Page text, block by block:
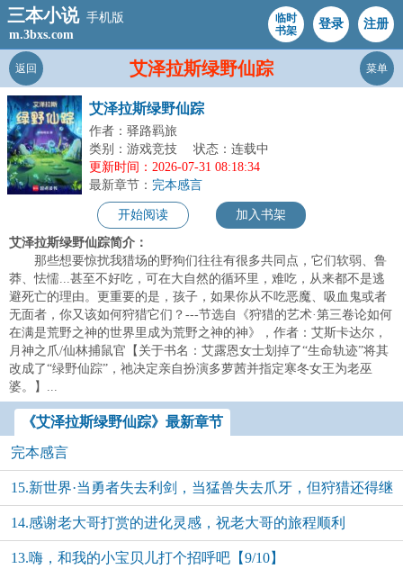
三本小说 手机版
m.3bxs.com
临时
书架
登录 注册
艾泽拉斯绿野仙踪
返回 菜单
艾泽拉斯绿野仙踪
作者：驿路羁旅
类别：游戏竞技
状态：连载中
更新时间：2026-07-31 08:18:34
最新章节： 完本感言
开始阅读 加入书架
艾泽拉斯绿野仙踪简介：
那些想要惊扰我猎场的野狗们往往有很多共同点，它们软弱、鲁
莽、怯懦...甚至不好吃，可在大自然的循环里，难吃，从来都不是逃
避死亡的理由。更重要的是，孩子，如果你从不吃恶魔、吸血鬼或者
无面者，你又该如何狩猎它们？---节选自《狩猎的艺术·第三卷论如何
在满是荒野之神的世界里成为荒野之神的神》，作者：艾斯卡达尔，
月神之爪/仙林捕鼠官【关于书名：艾露恩女士划掉了“生命轨迹”将其
改成了“绿野仙踪”，祂决定亲自扮演多萝茜并指定寒冬女王为老巫
婆。】...
《艾泽拉斯绿野仙踪》最新章节
完本感言
15.新世界·当勇者失去利剑，当猛兽失去爪牙，但狩猎还得继
续14.感谢老大哥打赏的进化灵感，祝老大哥的旅程顺利
【10/10】
13.嗨，和我的小宝贝儿打个招呼吧【9/10】